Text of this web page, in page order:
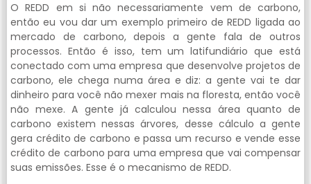
O REDD em si não necessariamente vem de carbono,
então eu vou dar um exemplo primeiro de REDD ligada ao
mercado de carbono, depois a gente fala de outros
processos. Então é isso, tem um latifundiário que está
conectado com uma empresa que desenvolve projetos de
carbono, ele chega numa área e diz: a gente vai te dar
dinheiro para você não mexer mais na floresta, então você
não mexe. A gente já calculou nessa área quanto de
carbono existem nessas árvores, desse cálculo a gente
gera crédito de carbono e passa um recurso e vende esse
crédito de carbono para uma empresa que vai compensar
suas emissões. Esse é o mecanismo de REDD.